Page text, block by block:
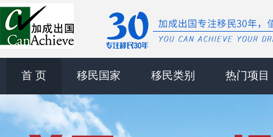
首 页 移民国家 移民类别 热门项目